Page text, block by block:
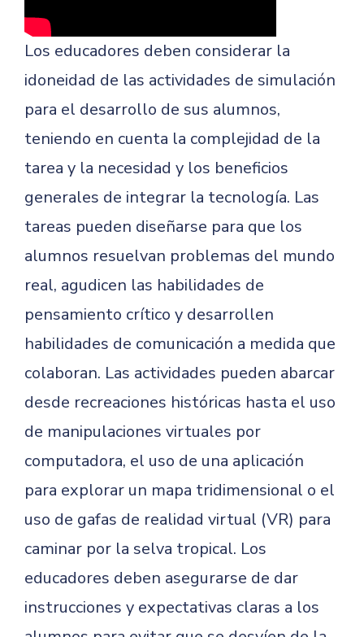
Los educadores deben considerar la
idoneidad de las actividades de simulación
para el desarrollo de sus alumnos,
teniendo en cuenta la complejidad de la
tarea y la necesidad y los beneficios
generales de integrar la tecnología. Las
tareas pueden diseñarse para que los
alumnos resuelvan problemas del mundo
real, agudicen las habilidades de
pensamiento crítico y desarrollen
habilidades de comunicación a medida que
colaboran. Las actividades pueden abarcar
desde recreaciones históricas hasta el uso
de manipulaciones virtuales por
computadora, el uso de una aplicación
para explorar un mapa tridimensional o el
uso de gafas de realidad virtual (VR) para
caminar por la selva tropical. Los
educadores deben asegurarse de dar
instrucciones y expectativas claras a los